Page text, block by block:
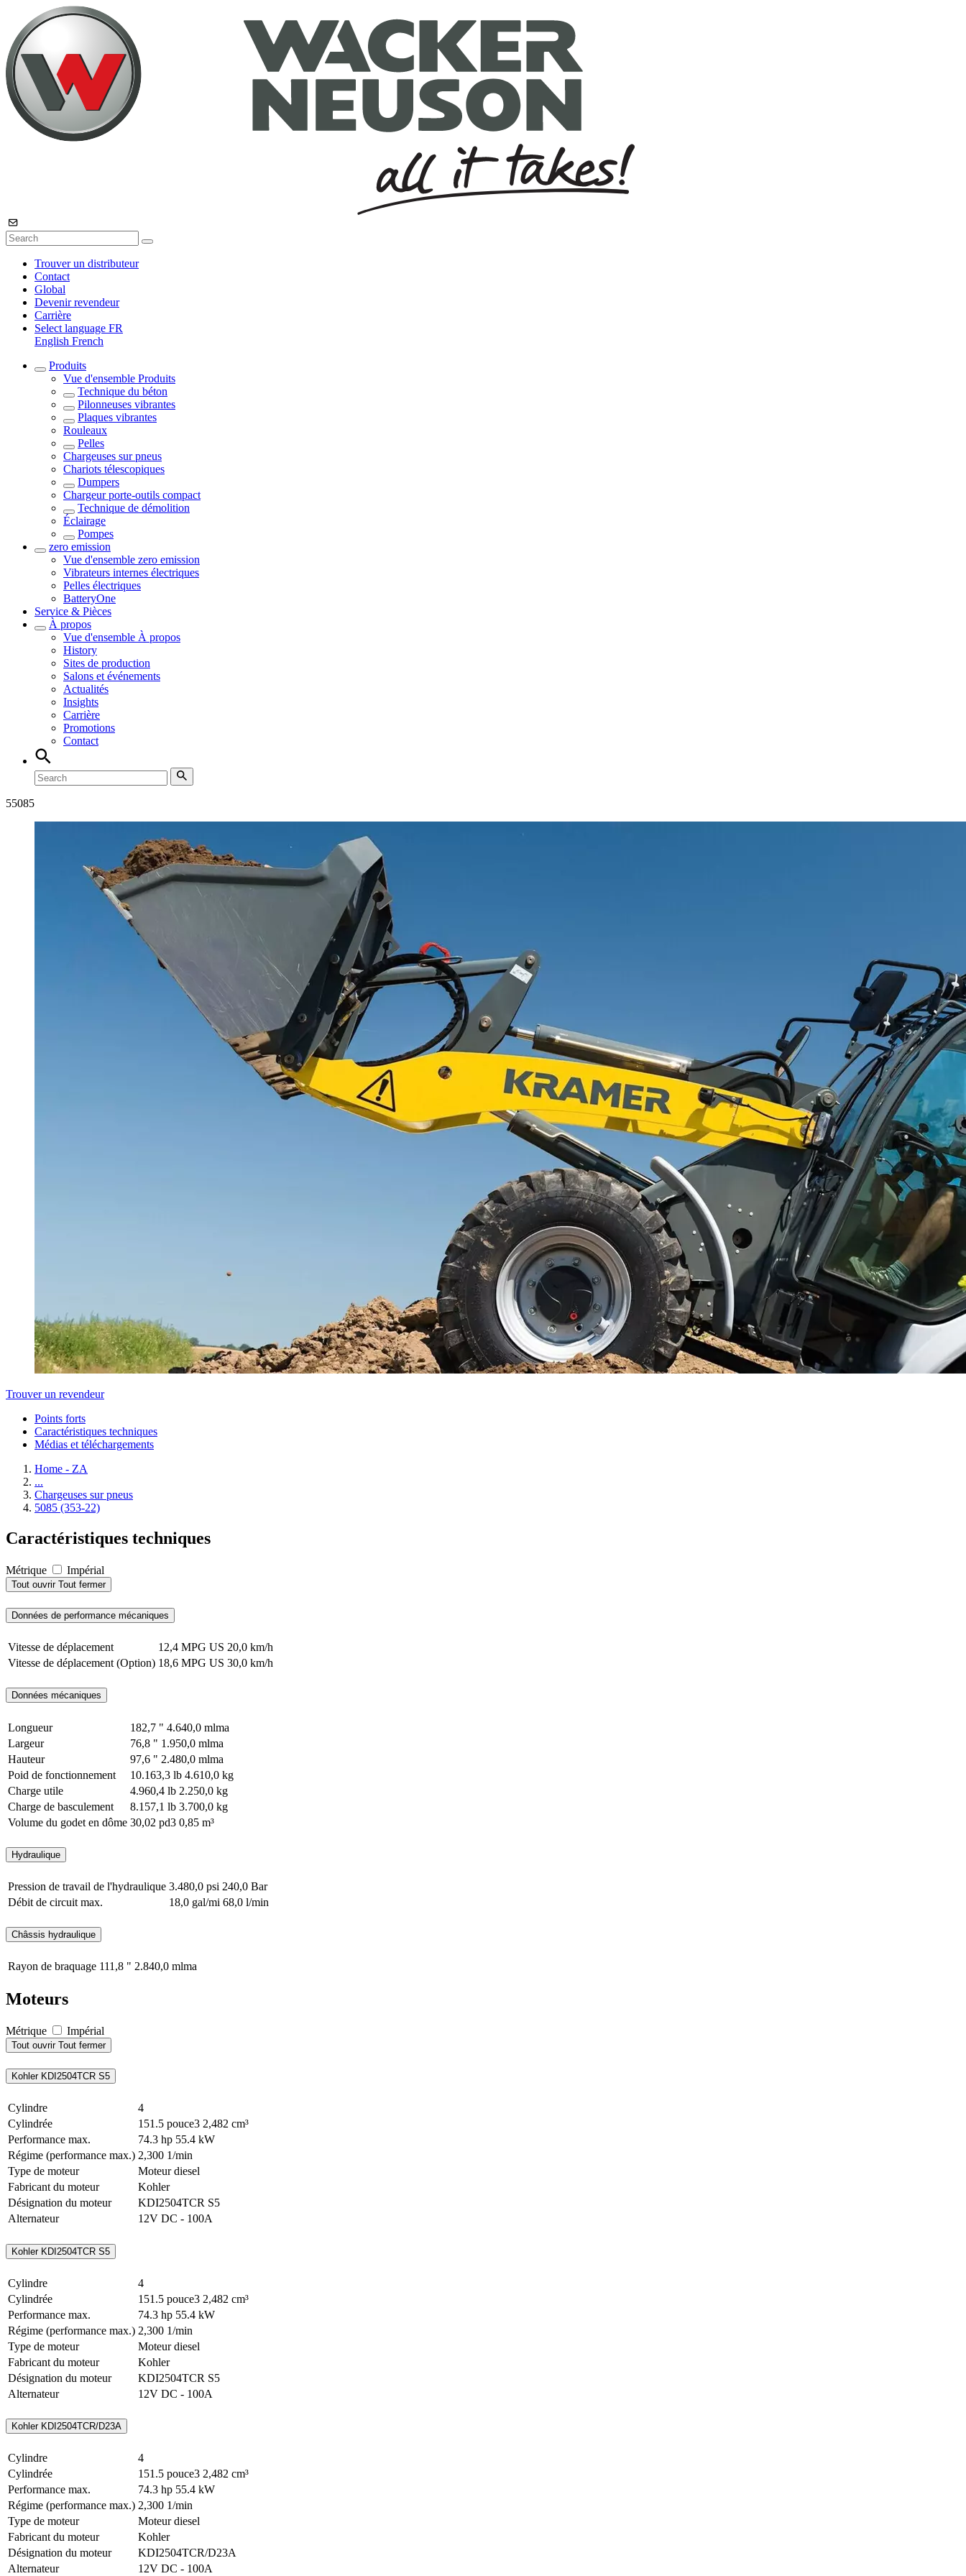
Trouver un distributeur
Contact
Global
Devenir revendeur
Carrière
Select language FR
English French
Produits
Vue d'ensemble Produits
Technique du béton
Pilonneuses vibrantes
Plaques vibrantes
Rouleaux
Pelles
Chargeuses sur pneus
Chariots télescopiques
Dumpers
Chargeur porte-outils compact
Technique de démolition
Éclairage
Pompes
zero emission
Vue d'ensemble zero emission
Vibrateurs internes électriques
Pelles électriques
BatteryOne
Service & Pièces
À propos
Vue d'ensemble À propos
History
Sites de production
Salons et événements
Actualités
Insights
Carrière
Promotions
Contact
55085
Trouver un revendeur
Points forts
Caractéristiques techniques
Médias et téléchargements
Home - ZA
...
Chargeuses sur pneus
5085 (353-22)
Caractéristiques techniques
Métrique Impérial
Tout ouvrir Tout fermer
Données de performance mécaniques
Vitesse de déplacement 12,4 MPG US 20,0 km/h
Vitesse de déplacement (Option) 18,6 MPG US 30,0 km/h
Données mécaniques
Longueur 182,7 " 4.640,0 mlma
Largeur
76,8 " 1.950,0 mlma
Hauteur
97,6 " 2.480,0 mlma
Poid de fonctionnement
10.163,3 lb 4.610,0 kg
Charge utile
4.960,4 lb 2.250,0 kg
Charge de basculement
8.157,1 lb 3.700,0 kg
Volume du godet en dôme 30,02 pd3 0,85 m³
Hydraulique
Pression de travail de l'hydraulique 3.480,0 psi 240,0 Bar
Débit de circuit max.
18,0 gal/mi 68,0 l/min
Châssis hydraulique
Rayon de braquage 111,8 " 2.840,0 mlma
Moteurs
Métrique Impérial
Tout ouvrir Tout fermer
Kohler KDI2504TCR S5
Cylindre
4
Cylindrée
151.5 pouce3 2,482 cm³
Performance max.
74.3 hp 55.4 kW
Régime (performance max.) 2,300 1/min
Type de moteur
Moteur diesel
Fabricant du moteur
Kohler
Désignation du moteur
KDI2504TCR S5
Alternateur
12V DC - 100A
Kohler KDI2504TCR S5
Cylindre
4
Cylindrée
151.5 pouce3 2,482 cm³
Performance max.
74.3 hp 55.4 kW
Régime (performance max.) 2,300 1/min
Type de moteur
Moteur diesel
Fabricant du moteur
Kohler
Désignation du moteur
KDI2504TCR S5
Alternateur
12V DC - 100A
Kohler KDI2504TCR/D23A
Cylindre
4
Cylindrée
151.5 pouce3 2,482 cm³
Performance max.
74.3 hp 55.4 kW
Régime (performance max.) 2,300 1/min
Type de moteur
Moteur diesel
Fabricant du moteur
Kohler
Désignation du moteur
KDI2504TCR/D23A
Alternateur
12V DC - 100A